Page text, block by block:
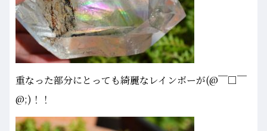
重なった部分にとっても綺麗なレインボーが(@￣□￣
@;)！！